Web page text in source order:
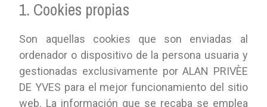
1. Cookies propias
Son aquellas cookies que son enviadas al
ordenador o dispositivo de la persona usuaria y
gestionadas exclusivamente por ALAN PRIVÈE
DE YVES para el mejor funcionamiento del sitio
web. La información que se recaba se emplea